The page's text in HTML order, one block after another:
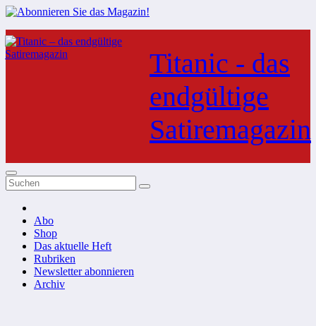
Zum
Inhalt
springen
Titanic - das
endgültige
Satiremagazin
Abo
Shop
Das aktuelle Heft
Rubriken
Newsletter abonnieren
Archiv